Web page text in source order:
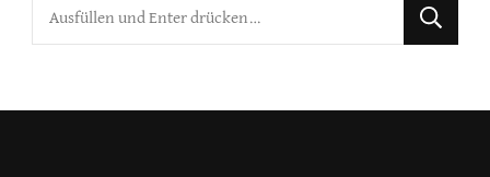
Suchst
du